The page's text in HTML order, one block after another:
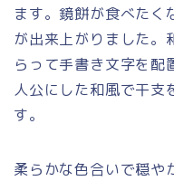
ます。鏡餅が食べた
が出来上がりました。
らって手書き文字を配
人公にした和風で干支
す。
柔らかな色合いで穏や